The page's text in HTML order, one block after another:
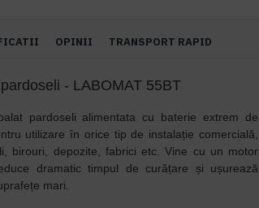
OPINII TRANSPORT RAPID
- LABOMAT 55BT
pardoseli alimentata cu baterie extrem de
utilizare în orice tip de instalație comercială,
birouri, depozite, fabrici etc. Vine cu un motor
dramatic timpul de curățare și ușurează
mari.